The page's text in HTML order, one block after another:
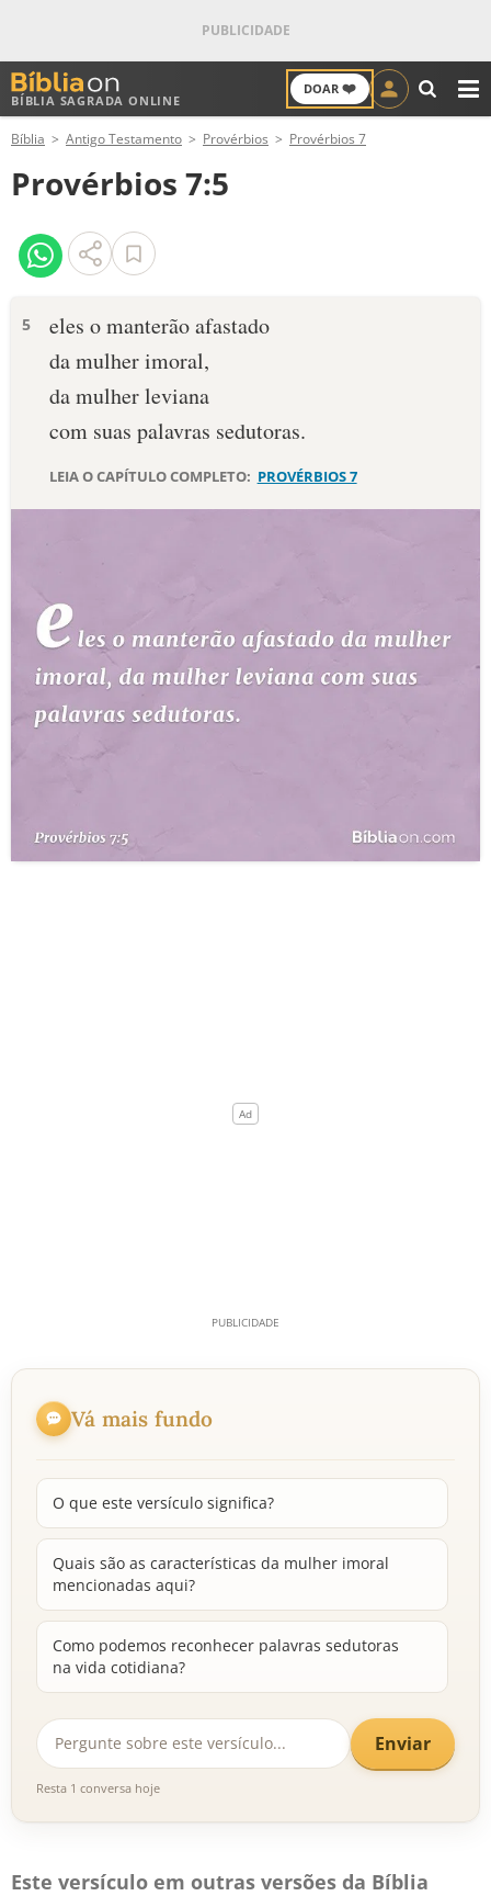
BÍBLIA SAGRADA ONLINE
DOAR ❤️
ANTIGO TESTAMENTO
NOVO TESTAMENTO
VERSÍCULOS
PALAVRA DO DIA
DEVOCIONAL DIÁRIO
ESBOÇOS DE PREGAÇÃO
TEMAS
PERGUNTE À BÍBLIA
QUEM SOMOS
Bíblia Antigo Testamento Provérbios Provérbios 7
Provérbios 7:5
5
eles o manterão afastado
da mulher imoral,
da mulher leviana
com suas palavras sedutoras.
LEIA O CAPÍTULO COMPLETO: PROVÉRBIOS 7
Vá mais fundo
O que este versículo significa?
Quais são as características da mulher imoral
mencionadas aqui?
Como podemos reconhecer palavras sedutoras
na vida cotidiana?
Enviar
Resta 1 conversa hoje
Este versículo em outras versões da Bíblia